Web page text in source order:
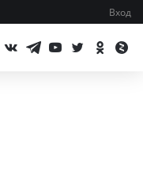
Вход